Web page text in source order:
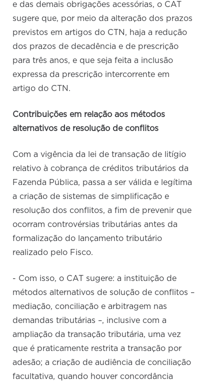
e das demais obrigações acessórias, o CAT
sugere que, por meio da alteração dos prazos
previstos em artigos do CTN, haja a redução
dos prazos de decadência e de prescrição
para três anos, e que seja feita a inclusão
expressa da prescrição intercorrente em
artigo do CTN.
Contribuições em relação aos métodos
alternativos de resolução de conflitos
Com a vigência da lei de transação de litígio
relativo à cobrança de créditos tributários da
Fazenda Pública, passa a ser válida e legítima
a criação de sistemas de simplificação e
resolução dos conflitos, a fim de prevenir que
ocorram controvérsias tributárias antes da
formalização do lançamento tributário
realizado pelo Fisco.
- Com isso, o CAT sugere: a instituição de
métodos alternativos de solução de conflitos –
mediação, conciliação e arbitragem nas
demandas tributárias –, inclusive com a
ampliação da transação tributária, uma vez
que é praticamente restrita a transação por
adesão; a criação de audiência de conciliação
facultativa, quando houver concordância